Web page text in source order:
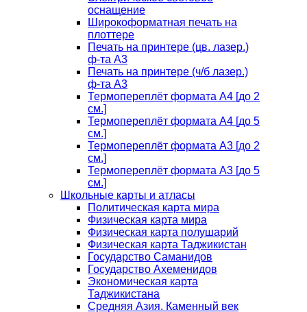
оснащение
Широкоформатная печать на
плоттере
Печать на принтере (цв. лазер.)
ф-та А3
Печать на принтере (ч/б лазер.)
ф-та А3
Термопереплёт формата А4 [до 2
см.]
Термопереплёт формата А4 [до 5
см.]
Термопереплёт формата А3 [до 2
см.]
Термопереплёт формата А3 [до 5
см.]
Школьные карты и атласы
Политическая карта мира
Физическая карта мира
Физическая карта полушарий
Физическая карта Таджикистан
Государство Саманидов
Государство Ахеменидов
Экономическая карта
Таджикистана
Средняя Азия. Каменный век